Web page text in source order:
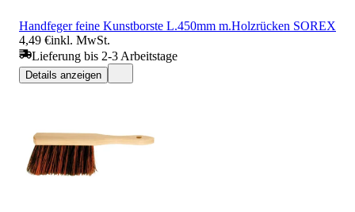
Handfeger feine Kunstborste L.450mm m.Holzrücken SOREX
4,49 €inkl. MwSt.
Lieferung bis 2-3 Arbeitstage
Details anzeigen